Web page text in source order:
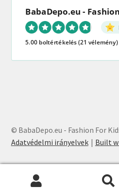
BabaDepo.eu -
5.00 boltértékelés(21 vélemény)
© BabaDepo.eu - Fashion For
Adatvédelmi irányelvek
Built